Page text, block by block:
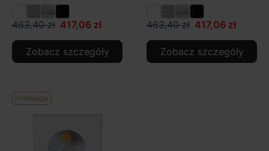
463,40 zł 417,06 zł
Zobacz szczegóły
463,40 zł 417,06 zł
Zobacz szczegóły
Promocja